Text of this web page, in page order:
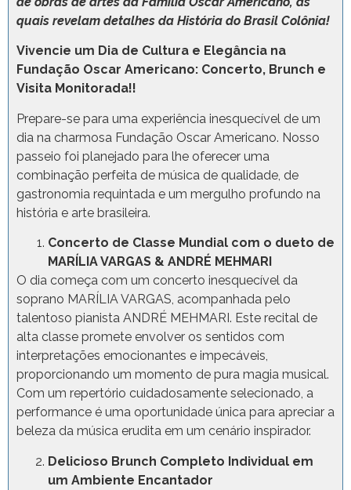
quais revelam detalhes da História do Brasil Colônia!
Vivencie um Dia de Cultura e Elegância na
Fundação Oscar Americano: Concerto, Brunch e
Visita Monitorada!!
Prepare-se para uma experiência inesquecível de um
dia na charmosa Fundação Oscar Americano. Nosso
passeio foi planejado para lhe oferecer uma
combinação perfeita de música de qualidade, de
gastronomia requintada e um mergulho profundo na
história e arte brasileira.
Concerto de Classe Mundial com o dueto de
MARÍLIA VARGAS & ANDRÉ MEHMARI
O dia começa com um concerto inesquecível da
soprano MARÍLIA VARGAS, acompanhada pelo
talentoso pianista ANDRÉ MEHMARI. Este recital de
alta classe promete envolver os sentidos com
interpretações emocionantes e impecáveis,
proporcionando um momento de pura magia musical.
Com um repertório cuidadosamente selecionado, a
performance é uma oportunidade única para apreciar a
beleza da música erudita em um cenário inspirador.
Delicioso Brunch Completo Individual em
um Ambiente Encantador